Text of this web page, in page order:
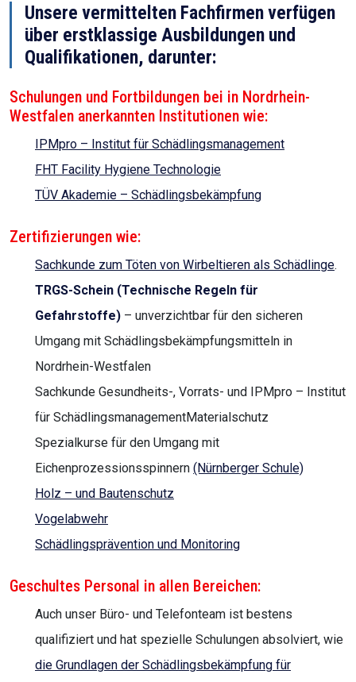
Unsere vermittelten Fachfirmen verfügen
über erstklassige Ausbildungen und
Qualifikationen, darunter:
Schulungen und Fortbildungen bei in Nordrhein-
Westfalen anerkannten Institutionen wie:
IPMpro – Institut für Schädlingsmanagement
FHT Facility Hygiene Technologie
TÜV Akademie – Schädlingsbekämpfung
Zertifizierungen wie:
Sachkunde zum Töten von Wirbeltieren als Schädlinge.
TRGS-Schein (Technische Regeln für
Gefahrstoffe) – unverzichtbar für den sicheren
Umgang mit Schädlingsbekämpfungsmitteln in
Nordrhein-Westfalen
Sachkunde Gesundheits-, Vorrats- und IPMpro – Institut
für SchädlingsmanagementMaterialschutz
Spezialkurse für den Umgang mit
Eichenprozessionsspinnern (Nürnberger Schule)
Holz – und Bautenschutz
Vogelabwehr
Schädlingsprävention und Monitoring
Geschultes Personal in allen Bereichen:
Auch unser Büro- und Telefonteam ist bestens
qualifiziert und hat spezielle Schulungen absolviert, wie
die Grundlagen der Schädlingsbekämpfung für